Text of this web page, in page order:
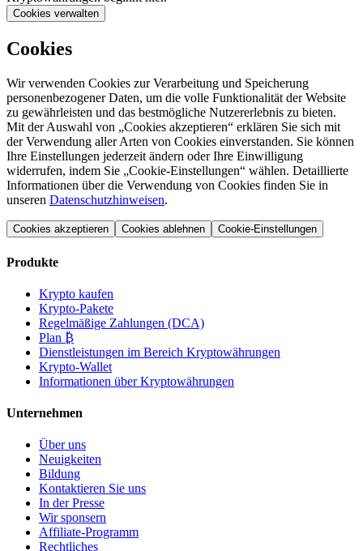
Cookies verwalten
Cookies
Wir verwenden Cookies zur Verarbeitung und Speicherung
personenbezogener Daten, um die volle Funktionalität der Website
zu gewährleisten und das bestmögliche Nutzererlebnis zu bieten.
Mit der Auswahl von „Cookies akzeptieren“ erklären Sie sich mit
der Verwendung aller Arten von Cookies einverstanden. Sie können
Ihre Einstellungen jederzeit ändern oder Ihre Einwilligung
widerrufen, indem Sie „Cookie-Einstellungen“ wählen. Detaillierte
Informationen über die Verwendung von Cookies finden Sie in
unseren Datenschutzhinweisen.
Cookies akzeptieren Cookies ablehnen Cookie-Einstellungen
Produkte
Krypto kaufen
Krypto-Pakete
Regelmäßige Zahlungen (DCA)
Plan ₿
Dienstleistungen im Bereich Kryptowährungen
Krypto-Wallet
Informationen über Kryptowährungen
Unternehmen
Über uns
Neuigkeiten
Bildung
Kontaktieren Sie uns
In der Presse
Wir sponsern
Affiliate-Programm
Rechtliches